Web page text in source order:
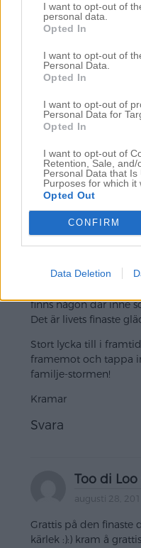
I want to opt-out of
personal data.
Opted In
I want to opt-out of
Personal Data.
Opted In
I want to opt-out of
Personal Data for
Opted In
I want to opt-out of
Retention, Sale,
Personal Data that
Purposes for which it
Opted Out
CONFIRM
Data Deletion
augusti 28,
sedan första stund
med ett år som gifta
Svara
Doktor
augusti 28,
Vilken härlig
man VET. Jag brukar
med maken så
det inte meningen att
funkar det inte med
finns någon där inne
Det är livets finaste
Stort lycka till i
framemot och tappa
familje-stormen!
Kramar
Svara
Too di Loo
augusti 28,
Grattis på den finaste
kärlek :):) kram å